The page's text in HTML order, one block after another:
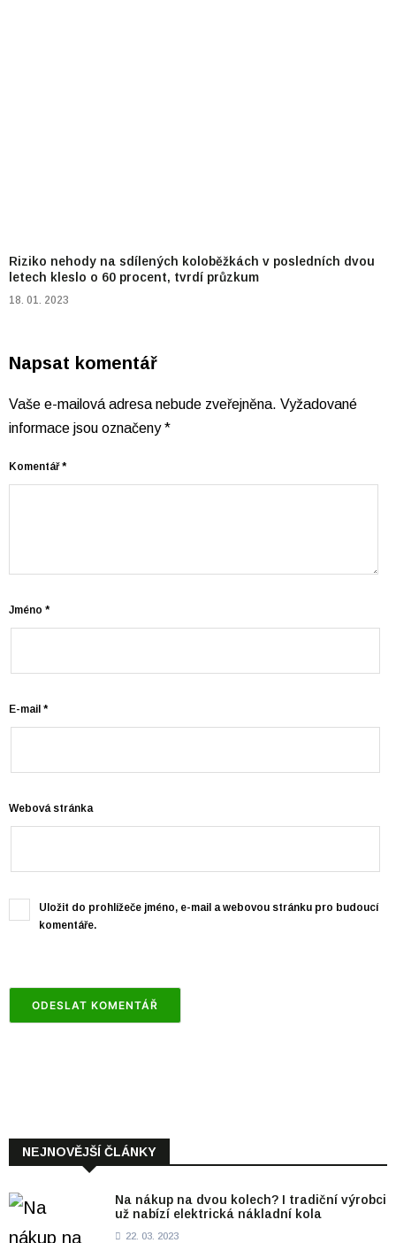
Riziko nehody na sdílených koloběžkách v posledních dvou
letech kleslo o 60 procent, tvrdí průzkum
18. 01. 2023
Napsat komentář
Vaše e-mailová adresa nebude zveřejněna. Vyžadované
informace jsou označeny*
Komentář*
Jméno *
E-mail *
Webová stránka
Uložit do prohlížeče jméno, e-mail a webovou stránku pro budoucí
komentáře.
NEJNOVĚJŠÍ ČLÁNKY
Na nákup na dvou kolech? I tradiční výrobci
už nabízí elektrická nákladní kola
22. 03. 2023